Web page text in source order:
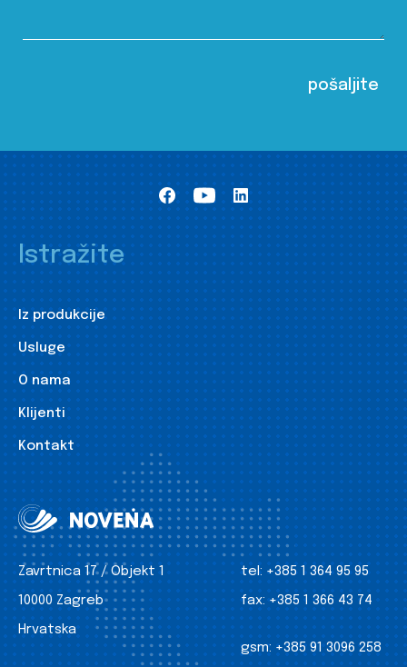
Istražite
Iz produkcije
Usluge
O nama
Klijenti
Kontakt
Zavrtnica 17 / Objekt 1
10000 Zagreb
Hrvatska
tel: +385 1 364 95 95
fax: +385 1 366 43 74
gsm: +385 91 3096 258